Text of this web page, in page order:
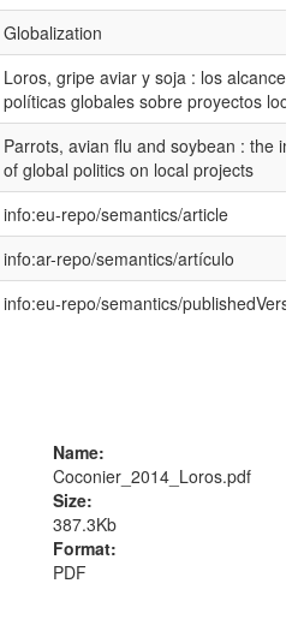
Globalization
Loros, gripe aviar y soja : los alcances
políticas globales sobre proyectos
Parrots, avian flu and soybean : the
of global politics on local projects
info:eu-repo/semantics/article
info:ar-repo/semantics/artículo
info:eu-repo/semantics/
Name:
Coconier_2014_Loros.pdf
Size:
387.3Kb
Format:
PDF